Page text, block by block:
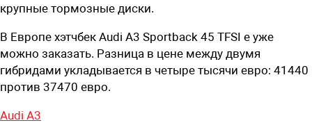
крупные тормозные диски.
В Европе хэтчбек Audi A3 Sportback 45 TFSI e уже
можно заказать. Разница в цене между двумя
гибридами укладывается в четыре тысячи евро: 41440
против 37470 евро.
Audi A3